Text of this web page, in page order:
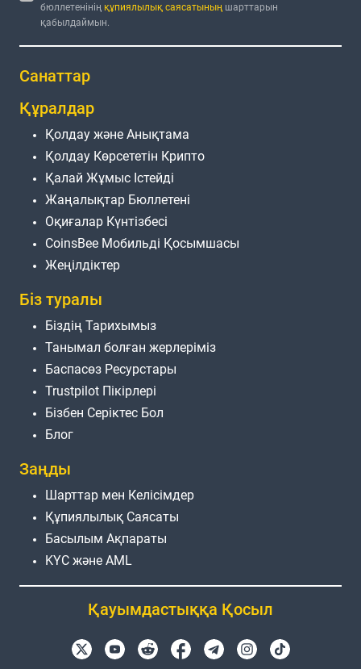
бюллетенінің құпиялылық саясатының шарттарын
қабылдаймын.
Санаттар
Құралдар
Қолдау және Анықтама
Қолдау Көрсететін Крипто
Қалай Жұмыс Істейді
Жаңалықтар Бюллетені
Оқиғалар Күнтізбесі
CoinsBee Мобильді Қосымшасы
Жеңілдіктер
Біз туралы
Біздің Тарихымыз
Танымал болған жерлеріміз
Баспасөз Ресурстары
Trustpilot Пікірлері
Бізбен Серіктес Бол
Блог
Заңды
Шарттар мен Келісімдер
Құпиялылық Саясаты
Басылым Ақпараты
KYC және AML
Қауымдастыққа Қосыл